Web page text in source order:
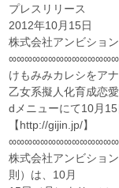
プレスリリース
2012年10月15日
株式会社アンビション
けもみみカレシをア
乙女系擬人化育成恋
dメニューにて10月
【http://gijin.jp/】
株式会社アンビショ
則）は、10月